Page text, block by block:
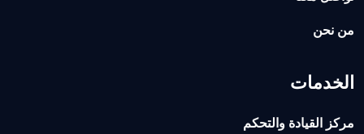
من نحن
الخدمات
مركز القيادة والتحكم